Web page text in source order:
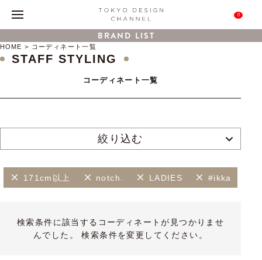
0
BRAND LIST
HOME コーディネート一覧
STAFF STYLING
コーディネート一覧
絞り込む
171cm以上 notch. LADIES #ikka
検索条件に該当するコーディネートが見つかりませ
んでした。 検索条件を変更してください。